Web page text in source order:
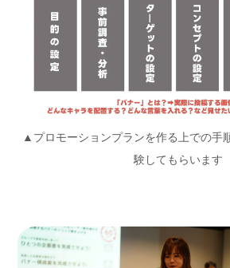
▲プロモーションプランを作る上での手
験してもらいます